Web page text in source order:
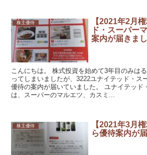
株主優待
【2021年2月
ド・スーパー
案内が届きま
こんにちは。 株式投資を始めて3年目のみは
ってしまいましたが、3222ユナイテッド・ス
優待の案内が届いていました。 ユナイテッド
は、スーパーのマルエツ、カスミ...
株主優待
【2021年3月
ら優待案内が